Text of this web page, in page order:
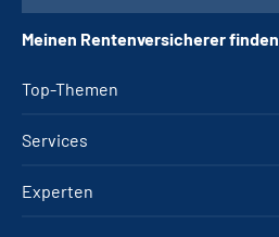
Top-Themen
Services
Experten
Meinen Rentenversicherer finden